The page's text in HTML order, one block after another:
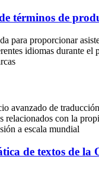
términos de
para proporcionar
idiomas durante el
avanzado de
relacionados con la
a escala mundial
de textos de la